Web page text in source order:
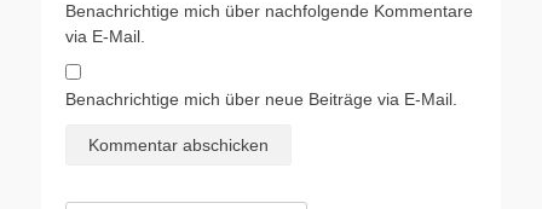
Benachrichtige mich über nachfolgende Kommentare
via E-Mail.
Benachrichtige mich über neue Beiträge via E-Mail.